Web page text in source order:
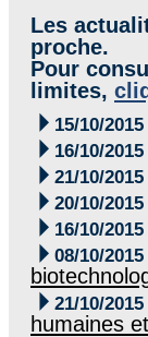
Les
proche.
Pour
limites,
 15/10/2015
 16/10/2015
 21/10/2015
 20/10/2015
 16/10/2015
 08/10/2015
 21/10/2015
humaines